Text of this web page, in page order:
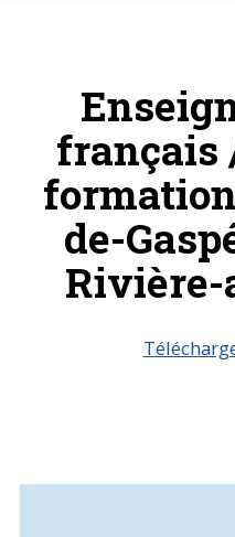
français
de-
Rivière-